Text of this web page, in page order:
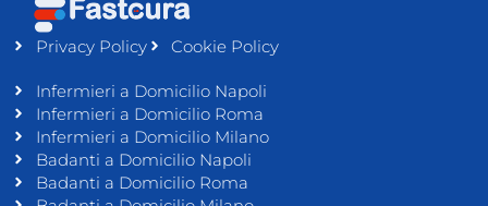
Privacy Policy Cookie Policy
Infermieri a Domicilio Napoli
Infermieri a Domicilio Roma
Infermieri a Domicilio Milano
Badanti a Domicilio Napoli
Badanti a Domicilio Roma